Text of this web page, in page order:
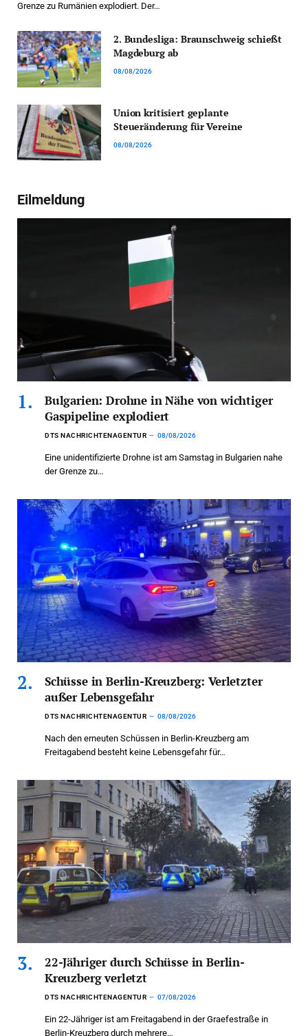
Grenze zu Rumänien explodiert. Der…
2. Bundesliga: Braunschweig schießt
Magdeburg ab
08/08/2026
Union kritisiert geplante
Steueränderung für Vereine
08/08/2026
Eilmeldung
Bulgarien: Drohne in Nähe von wichtiger
Gaspipeline explodiert
DTS NACHRICHTENAGENTUR 08/08/2026
Eine unidentifizierte Drohne ist am Samstag in Bulgarien nahe
der Grenze zu…
Schüsse in Berlin-Kreuzberg: Verletzter
außer Lebensgefahr
DTS NACHRICHTENAGENTUR 08/08/2026
Nach den erneuten Schüssen in Berlin-Kreuzberg am
Freitagabend besteht keine Lebensgefahr für…
22-Jähriger durch Schüsse in Berlin-
Kreuzberg verletzt
DTS NACHRICHTENAGENTUR 07/08/2026
Ein 22-Jähriger ist am Freitagabend in der Graefestraße in
Berlin-Kreuzberg durch mehrere…